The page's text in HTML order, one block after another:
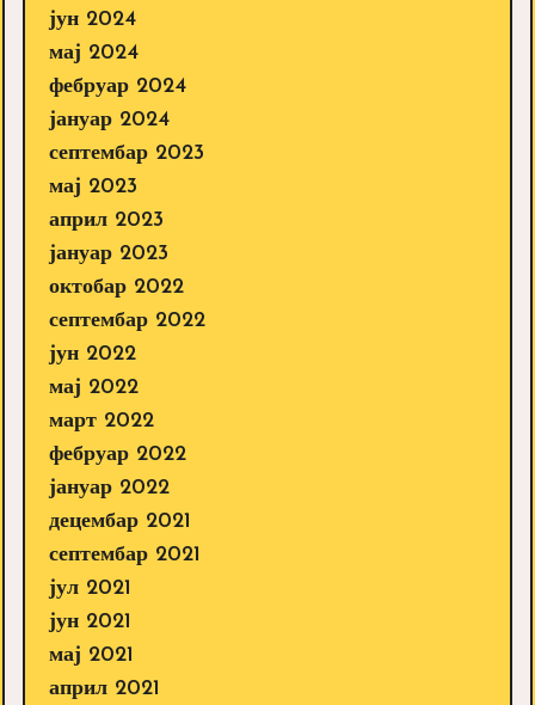
јун 2024
мај 2024
фебруар 2024
јануар 2024
септембар 2023
мај 2023
април 2023
јануар 2023
октобар 2022
септембар 2022
јун 2022
мај 2022
март 2022
фебруар 2022
јануар 2022
децембар 2021
септембар 2021
јул 2021
јун 2021
мај 2021
април 2021